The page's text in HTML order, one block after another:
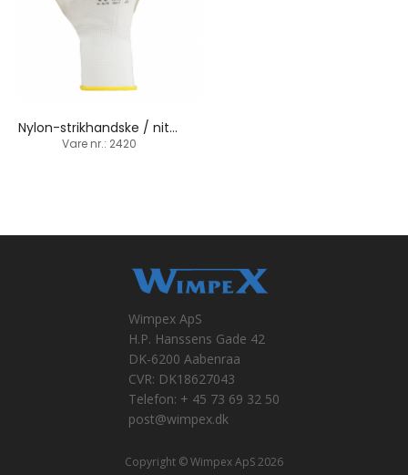
Nylon-strikhandske / nitril-belægning
Vare nr.: 2420
Wimpex ApS
H.P. Hanssens Gade 42
DK-6200 Aabenraa
CVR: DK18627043
Telefon: + 45 73 69 32 50
post@wimpex.dk
Copyright © Wimpex ApS 2026